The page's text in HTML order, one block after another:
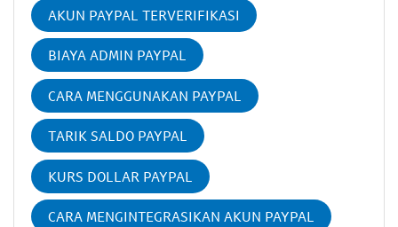
AKUN PAYPAL TERVERIFIKASI
BIAYA ADMIN PAYPAL
CARA MENGGUNAKAN PAYPAL
TARIK SALDO PAYPAL
KURS DOLLAR PAYPAL
CARA MENGINTEGRASIKAN AKUN PAYPAL